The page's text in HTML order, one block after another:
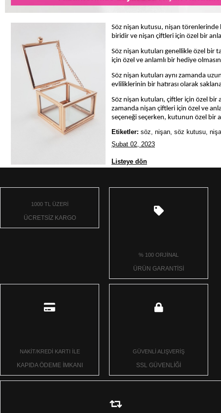
Söz nişan kutusu, nişan törenlerinde
biridir ve nişan çiftleri için özel bir
Söz nişan kutuları genellikle özel bir
için özel ve anlamlı bir hediye
Söz nişan kutuları aynı zamanda
evliliklerinin bir hatırası olarak
Söz nişan kutuları, çiftler için özel bir
zamanda nişan çiftleri için özel ve
seçeneği seçerken, kutunun özel bir
Etiketler: söz, nişan, söz kutusu,
Şubat 02, 2023
Listeye dön
1000 TL ÜZERİ
ÜCRETSİZ KARGO
% 100 ORJİNAL
ÜRÜN GARANTİSİ
NAKİT/KREDİ KARTI İLE
KAPIDA ÖDEME İMKANI
GÜVENLİ ALIŞVERİŞ
SSL GÜVENLİĞİ